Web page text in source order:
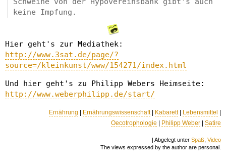
keine Impfung.
Hier geht's zur Mediathek:
http://www.3sat.de/page/?
source=/kleinkunst/www/154271/index.html
Und hier geht's zu Philipp Webers Heimseite:
http://www.weberphilipp.de/start/
Ernährung Ernährungswissenschaft| Kabarett| Lebensmittel
Oecotrophologie
Philipp Weber Satire
| Abgelegt unter Spaß Video
The views expressed by the author are personal.